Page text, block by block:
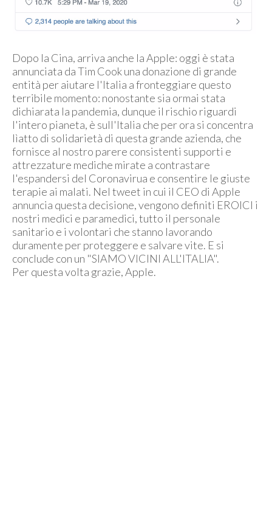
Dopo la Cina, arriva anche la Apple: oggi è stata
annunciata da Tim Cook una donazione di grande
entità per aiutare l'Italia a fronteggiare questo
terribile momento: nonostante sia ormai stata
dichiarata la pandemia, dunque il rischio riguardi
l'intero pianeta, è sull'Italia che per ora si concentra
lìatto di solidarietà di questa grande azienda, che
fornisce al nostro parere consistenti supporti e
attrezzature mediche mirate a contrastare
l'espandersi del Coronavirua e consentire le giuste
terapie ai malati. Nel tweet in cui il CEO di Apple
annuncia questa decisione, vengono definiti EROICI i
nostri medici e paramedici, tutto il personale
sanitario e i volontari che stanno lavorando
duramente per proteggere e salvare vite. E si
conclude con un "SIAMO VICINI ALL'ITALIA".
Per questa volta grazie, Apple.